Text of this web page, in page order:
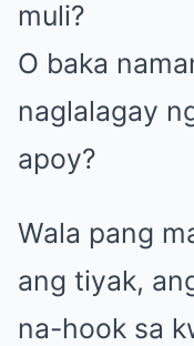
muli?
O baka
naglalagay
apoy?
Wala pang
ang tiyak,
na-hook sa